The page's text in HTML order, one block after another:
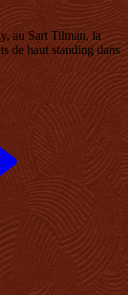
au Sart Tilman, la
de haut standing dans